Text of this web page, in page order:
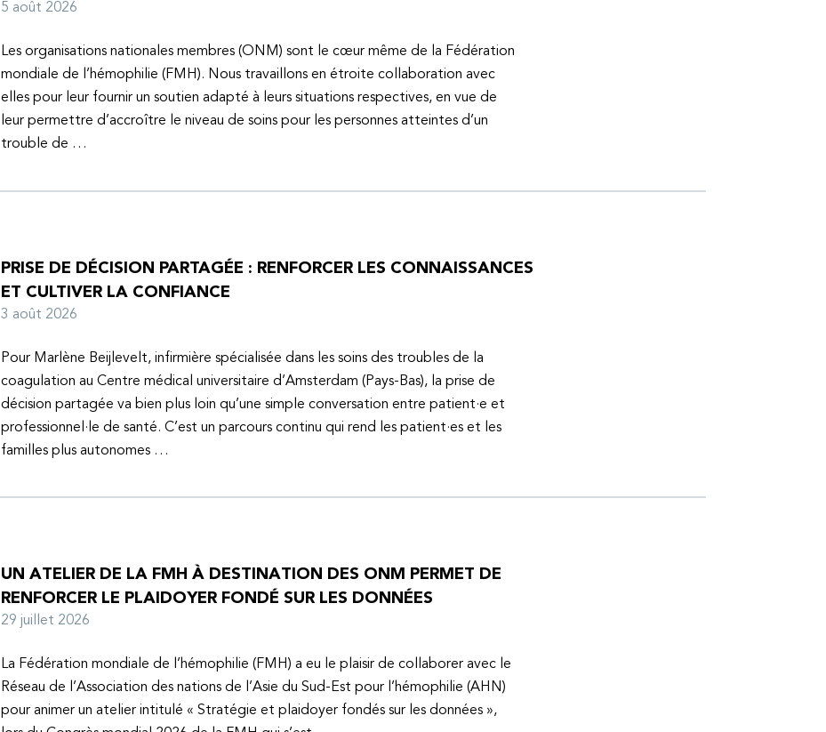
5 août 2026
Les organisations nationales membres (ONM) sont le cœur même de la Fédération
mondiale de l’hémophilie (FMH). Nous travaillons en étroite collaboration avec
elles pour leur fournir un soutien adapté à leurs situations respectives, en vue de
leur permettre d’accroître le niveau de soins pour les personnes atteintes d’un
trouble de …
PRISE DE DÉCISION PARTAGÉE : RENFORCER LES CONNAISSANCES
ET CULTIVER LA CONFIANCE
3 août 2026
Pour Marlène Beijlevelt, infirmière spécialisée dans les soins des troubles de la
coagulation au Centre médical universitaire d’Amsterdam (Pays-Bas), la prise de
décision partagée va bien plus loin qu’une simple conversation entre patient·e et
professionnel·le de santé. C’est un parcours continu qui rend les patient·es et les
familles plus autonomes …
UN ATELIER DE LA FMH À DESTINATION DES ONM PERMET DE
RENFORCER LE PLAIDOYER FONDÉ SUR LES DONNÉES
29 juillet 2026
La Fédération mondiale de l’hémophilie (FMH) a eu le plaisir de collaborer avec le
Réseau de l’Association des nations de l’Asie du Sud-Est pour l’hémophilie (AHN)
pour animer un atelier intitulé « Stratégie et plaidoyer fondés sur les données »,